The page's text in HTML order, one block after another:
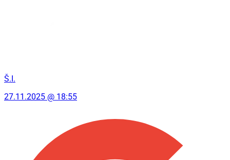
Š.I.
27.11.2025 @ 18:55